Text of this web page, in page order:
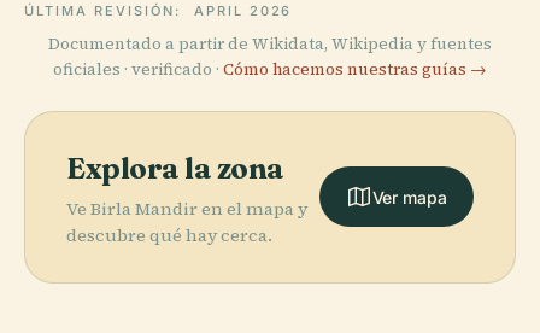
ÚLTIMA REVISIÓN: APRIL 2026
Documentado a partir de Wikidata, Wikipedia y fuentes
oficiales · verificado · Cómo hacemos nuestras guías →
Explora la zona
Ve Birla Mandir en el mapa y
descubre qué hay cerca.
Ver mapa